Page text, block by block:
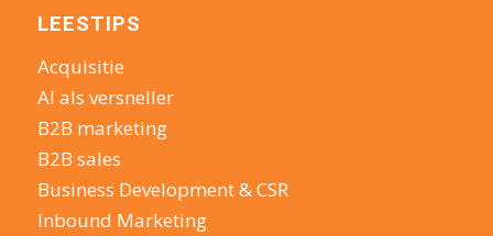
LEESTIPS
Acquisitie
AI als versneller
B2B marketing
B2B sales
Business Development & CSR
Inbound Marketing